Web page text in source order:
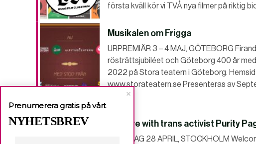
första kväll kör vi TVÅ nya filmer på riktig
Musikalen om Frigga
URPREMIÄR 3 – 4 MAJ, GÖTEBORG
rösträttsjubiléet och Göteborg 400 år
2022 på Stora teatern i Göteborg.
www.storateatern.se Presenteras av
Lecture with trans activist Purity
TORSDAG 28 APRIL, STOCKHOLM
Prenumerera gratis på vårt
NYHETSBREV